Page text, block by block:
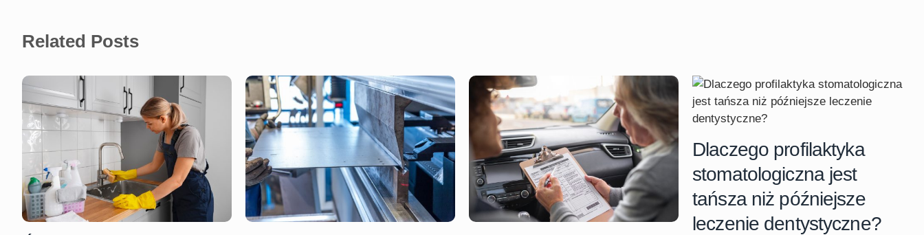
Related Posts
Dlaczego profilaktyka
stomatologiczna jest
tańsza niż późniejsze
leczenie dentystyczne?